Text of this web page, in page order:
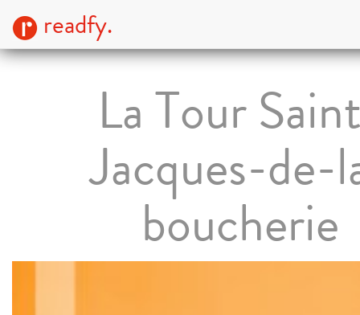
readfy.
La Tour
Jacques-de-
boucherie